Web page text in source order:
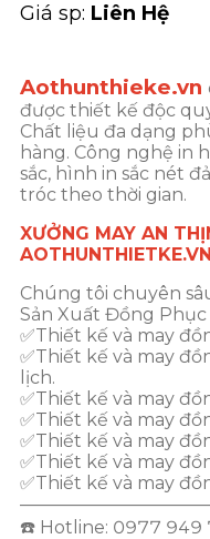
Aothunthieke.vn
được thiết kế độc
Chất liệu đa dạng
hàng. Công nghệ in
sắc, hình in sắc nét
tróc theo thời gian.
XƯỞNG MAY AN
AOTHUNTHIETKE.VN
Chúng tôi chuyên
Sản Xuất Đồng Phục
✅Thiết kế và may
✅Thiết kế và may
lịch.
✅Thiết kế và may
✅Thiết kế và may
✅Thiết kế và may
✅Thiết kế và may
✅Thiết kế và may
☎️ Hotline: 0977 949
Giá sp: Liên Hệ